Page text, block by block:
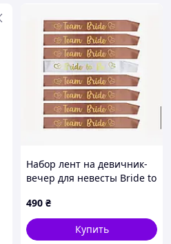
Набор лент на девичник-
вечер для невесты Bride to
490 ₴
Купить